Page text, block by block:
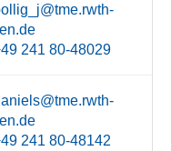
241 80-48029
241 80-48142